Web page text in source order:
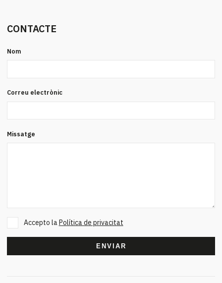
CONTACTE
Nom
Correu electrònic
Missatge
Accepto laPolítica de privacitat